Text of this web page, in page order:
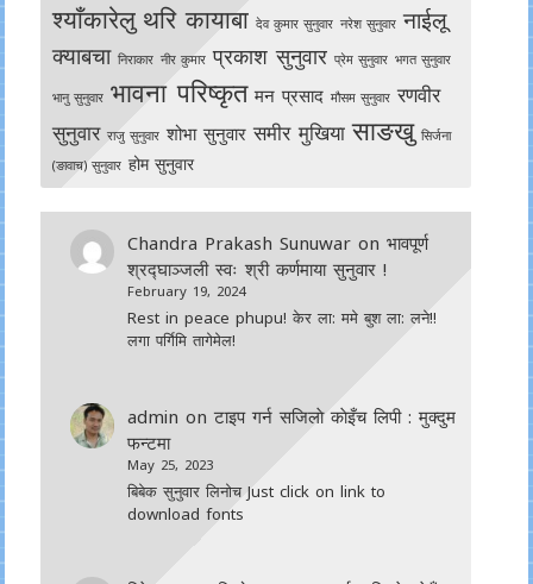
श्याँकारेलु थरि कायाबा देव कुमार सुनुवार नरेश सुनुवार नाईलू
क्याबचा निराकार नीर कुमार प्रकाश सुनुवार प्रेम सुनुवार भगत सुनुवार
भानु सुनुवार भावना परिष्कृत मन प्रसाद मौसम सुनुवार रणवीर
सुनुवार राजु सुनुवार शोभा सुनुवार समीर मुखिया साङखु सिर्जना
(ङावाच) सुनुवार होम सुनुवार
Chandra Prakash Sunuwar onभावपूर्ण
श्रद्घाञ्जली स्वः श्री कर्णमाया सुनुवार !
February 19, 2024
Rest in peace phupu! केर ला: ममे बुश ला: लने!!
लगा पर्गिमि तागेमेल!
admin onटाइप गर्न सजिलाे काेइँच लिपी : मुक्दुम
फन्टमा
May 25, 2023
बिबेक सुनुवार लिनोच Just click on link to
download fonts